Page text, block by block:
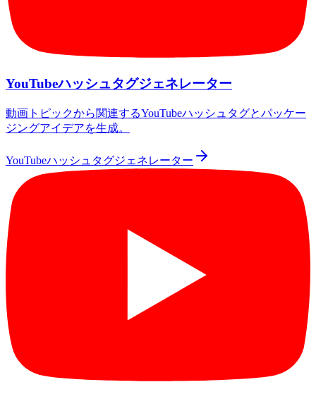
YouTubeハッシュタグジェネレーター
動画トピックから関連するYouTubeハッシュタグとパッケー
ジングアイデアを生成。
YouTubeハッシュタグジェネレーター